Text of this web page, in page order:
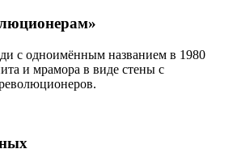
с одноимённым названием в 1980
и мрамора в виде стены с